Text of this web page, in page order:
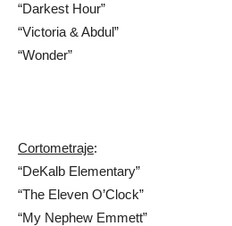
“Darkest Hour”
“Victoria & Abdul”
“Wonder”
Cortometraje:
“DeKalb Elementary”
“The Eleven O’Clock”
“My Nephew Emmett”